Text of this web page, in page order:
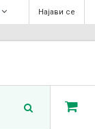
Најави се